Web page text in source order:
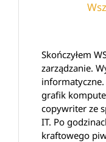
Skończyłem
zarządzanie.
grafik
copywriter ze
IT. Po
kraftowego